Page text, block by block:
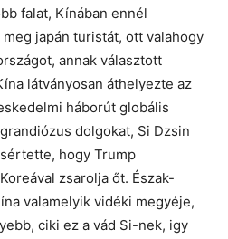
falat, Kínában ennél
japán turistát, ott valahogy
annak választott
látványosan áthelyezte az
háborút globális
dolgokat, Si Dzsin
hogy Trump
zsarolja őt. Észak-
valamelyik vidéki megyéje,
ciki ez a vád Si-nek, igy